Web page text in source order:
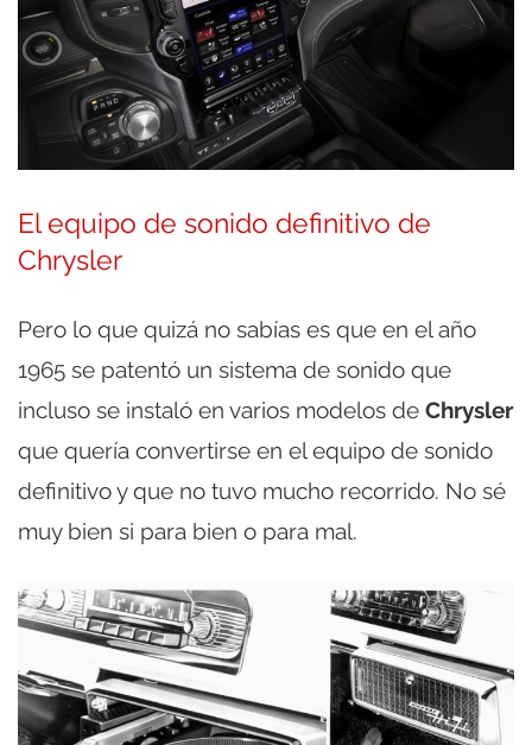
El equipo de sonido definitivo de
Chrysler
Pero lo que quizá no sabías es que en el año
1965 se patentó un sistema de sonido que
incluso se instaló en varios modelos de Chrysler
que quería convertirse en el equipo de sonido
definitivo y que no tuvo mucho recorrido. No sé
muy bien si para bien o para mal.